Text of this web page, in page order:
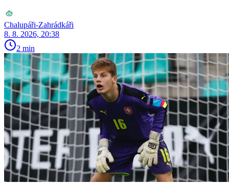
Chalupáři-Zahrádkáři
8. 8. 2026, 20:38
2 min